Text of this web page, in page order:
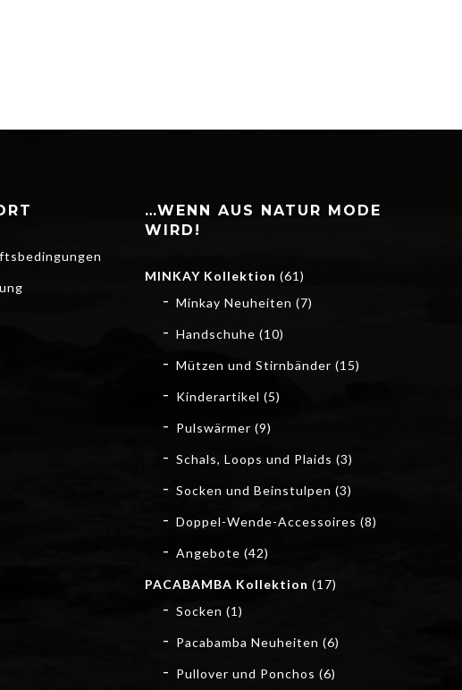
…WENN AUS NATUR MODE
WIRD!
MINKAY Kollektion (61)
Minkay Neuheiten (7)
Handschuhe (10)
Mützen und Stirnbänder (15)
Kinderartikel (5)
Pulswärmer (9)
Schals, Loops und Plaids (3)
Socken und Beinstulpen (3)
Doppel-Wende-Accessoires (8)
Angebote (42)
PACABAMBA Kollektion (17)
Socken (1)
Pacabamba Neuheiten (6)
Pullover und Ponchos (6)